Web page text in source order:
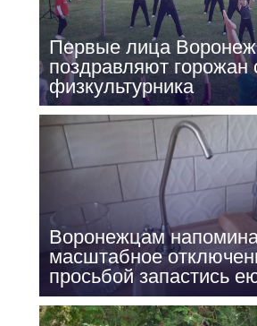
Первые лица
поздравляют горожан
физкультурника
Воронежцам
масштабное
просьбой запастись